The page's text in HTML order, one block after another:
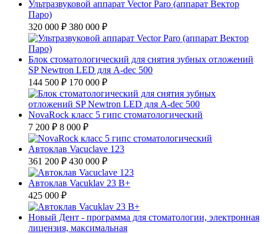
Ультразвуковой аппарат Vector Paro (аппарат Вектор
Паро)
320 000 ₽ 380 000 ₽
Блок стоматологический для снятия зубных отложений
SP Newtron LED для A-dec 500
144 500 ₽ 170 000 ₽
NovaRock класс 5 гипс стоматологический
7 200 ₽ 8 000 ₽
Автоклав Vacuclave 123
361 200 ₽ 430 000 ₽
Автоклав Vacuklav 23 B+
425 000 ₽
Новый Дент - программа для стоматологии, электронная
лицензия, максимальная